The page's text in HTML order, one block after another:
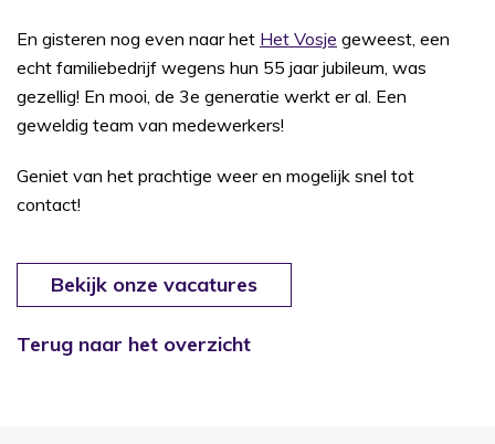
En gisteren nog even naar het Het Vosje geweest, een
echt familiebedrijf wegens hun 55 jaar jubileum, was
gezellig! En mooi, de 3e generatie werkt er al. Een
geweldig team van medewerkers!
Geniet van het prachtige weer en mogelijk snel tot
contact!
Bekijk onze vacatures
Terug naar het overzicht